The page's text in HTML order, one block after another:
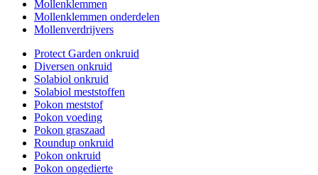
Mollenklemmen
Mollenklemmen onderdelen
Mollenverdrijvers
Protect Garden onkruid
Diversen onkruid
Solabiol onkruid
Solabiol meststoffen
Pokon meststof
Pokon voeding
Pokon graszaad
Roundup onkruid
Pokon onkruid
Pokon ongedierte